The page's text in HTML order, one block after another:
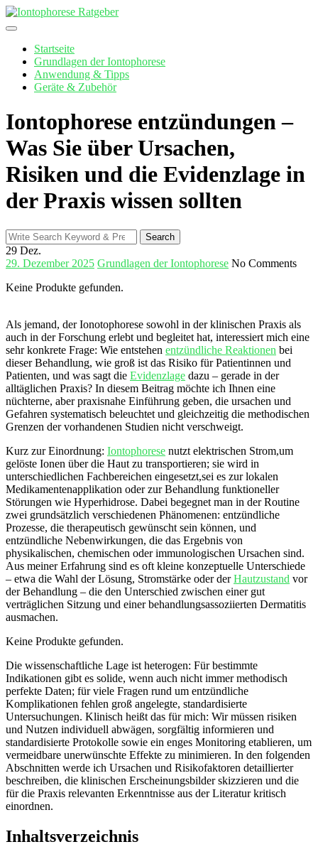
Skip
to
Startseite
Grundlagen der Iontophorese
Anwendung & Tipps
Geräte & Zubehör
Iontophorese entzündungen –
Was Sie über Ursachen,
Risiken und die Evidenzlage in
der Praxis wissen sollten
Search
for:
Search
29 Dez.
29. Dezember 2025 Grundlagen der Iontophorese No Comments
Keine Produkte gefunden.
Als jemand, der Ionotophorese sowohl in der klinischen⁤ Praxis als
auch in der Forschung erlebt und begleitet hat, interessiert‍ mich ‌eine
sehr konkrete‍ Frage: Wie ‍entstehen entzündliche Reaktionen bei‍
dieser Behandlung, wie ‍groß ist das Risiko für Patientinnen und
Patienten, und ‍was sagt die Evidenzlage dazu – gerade⁣ in der
alltäglichen ⁤Praxis? In diesem Beitrag ⁣möchte ich Ihnen ⁢eine
nüchterne, aber praxisnahe Einführung​ geben,‌ die ursachen und
Gefahren systematisch‌ beleuchtet und gleichzeitig die methodischen
Grenzen ⁢der​ vorhandenen Studien nicht verschweigt.
Kurz ⁢zur Einordnung: Iontophorese nutzt elektrischen⁤ Strom,um
gelöste Ionen über die ​Haut zu⁤ transportieren; sie wird in​
unterschiedlichen Fachbereichen eingesetzt,sei es ​zur lokalen
Medikamentenapplikation oder​ zur Behandlung funktioneller
Störungen ​wie⁤ Hyperhidrose. Dabei ⁣begegnet ⁣man in​ der Routine
zwei grundsätzlich verschiedenen Phänomenen: entzündliche
Prozesse, die therapeutisch gewünscht⁣ sein können, und
entzündliche‌ Nebenwirkungen, die⁤ das‍ Ergebnis von
⁢physikalischen, chemischen⁣ oder ‍immunologischen ‌Ursachen ⁤sind.​
Aus meiner Erfahrung sind es oft ‍kleine konzeptuelle Unterschiede
– etwa⁣ die Wahl der Lösung, Stromstärke oder derHautzustand vor
‍der Behandlung – die den Unterschied‍ zwischen einer gut ​
verträglichen Sitzung und einer ‍behandlungsassoziierten Dermatitis
ausmachen.
Keine Produkte gefunden.
Die wissenschaftliche Lage ist heterogen: ⁤Für bestimmte
Indikationen gibt es solide, wenn auch⁤ nicht‍ immer​ methodisch
perfekte Daten;​ für viele Fragen rund um entzündliche
Komplikationen ‌fehlen groß ⁢angelegte,‍ standardisierte
Untersuchungen.⁣ Klinisch heißt ⁤das für ⁤mich: Wir müssen risiken⁣
und⁤ Nutzen individuell abwägen,⁣ sorgfältig informieren und‍
standardisierte Protokolle⁣ sowie ein ⁣enges Monitoring etablieren, um
vermeidbare unerwünschte Effekte ‍zu ⁣minimieren. In den folgenden
Abschnitten werde ich Ursachen und Risikofaktoren detaillierter
beschreiben, die klinischen Erscheinungsbilder skizzieren und die
für die​ Praxis relevanten​ Erkenntnisse aus der Literatur ⁣kritisch⁤
einordnen.
Inhaltsverzeichnis